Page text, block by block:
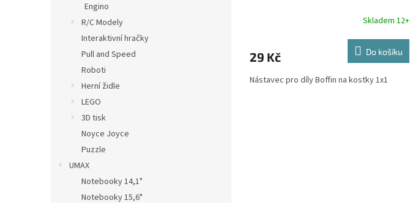
Engino
R/C Modely
Interaktivní hračky
Pull and Speed
Roboti
Herní židle
LEGO
3D tisk
Noyce Joyce
Puzzle
UMAX
Notebooky 14,1"
Notebooky 15,6"
Skladem 12+
29 Kč Do košíku
Nástavec pro díly Boffin na kostky 1x1